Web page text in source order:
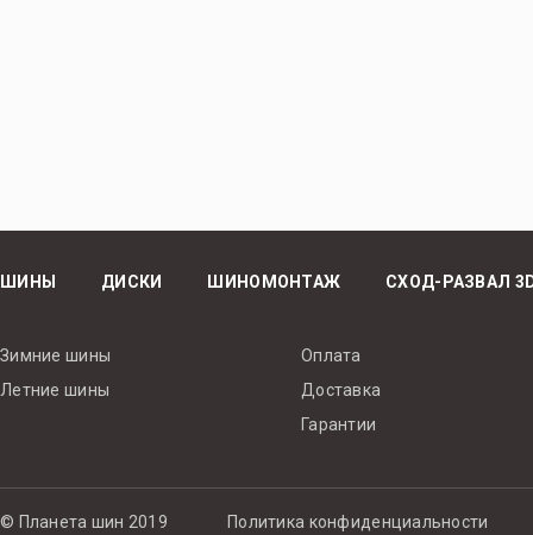
ШИНЫ ДИСКИ ШИНОМОНТАЖ СХОД-РАЗВАЛ
Зимние шины
Летние шины
Оплата
Доставка
Гарантии
© Планета шин 2019 Политика конфиденциальности